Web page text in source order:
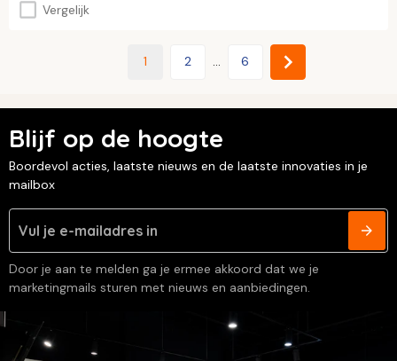
Vergelijk
1 2 ... 6
Blijf op de hoogte
Boordevol acties, laatste nieuws en de laatste innovaties in je
mailbox
Door je aan te melden ga je ermee akkoord dat we je
marketingmails sturen met nieuws en aanbiedingen.